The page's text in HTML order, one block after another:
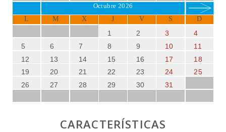
SUN OF THE BAY 3es, sin duda, el alojamiento ideal para
quienes buscan combinar descanso, naturaleza y cultura
en una de las zonas más bellas de Mallorca. ¡No pierda la
en este paraíso mediterráneo!
Octubre 2026
L M X J V S D
1 2 3
4
5
6 7 8 9 10
11
12
13 14 15 16 17
18
19
20 21 22 23 24
25
26
27 28 29 30 31
CARACTERÍSTICAS